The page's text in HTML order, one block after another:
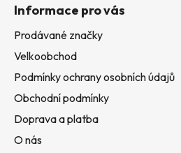
Informace pro vás
Prodávané značky
Velkoobchod
Podmínky ochrany osobních údajů
Obchodní podmínky
Doprava a platba
O nás